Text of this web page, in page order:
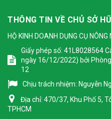
THÔNG TIN VỀ CHỦ SỞ
HỘ KINH DOANH DỤNG CỤ
Giấy phép số: 41L8028564
ngày 16/12/2022) bởi Phòng
12
Chịu trách nhiệm: Nguyễn
Địa chỉ: 470/37, Khu Phố 5,
TPHCM